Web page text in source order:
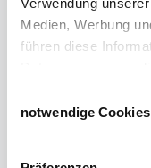
Medien, Werbung
führen diese
Daten zusammen,
haben.
notwendige Cookies
FAQ Schiebetorbau
Schiebetor selbst
Schiebetorrollen
Laufschiene und